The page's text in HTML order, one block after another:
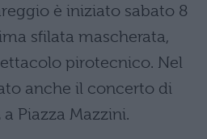
è iniziato sabato 8
sfilata mascherata,
pirotecnico. Nel
anche il concerto di
a Piazza Mazzini.